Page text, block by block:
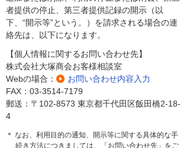
者提供の停止、第三者提供記録の開示（以
下、“開示等”という。）を請求される場合の連
絡先は、以下になります。
【個人情報に関するお問い合わせ先】
株式会社大塚商会お客様相談室
Webの場合：
お問い合わせ内容入力
FAX：03-3514-7179
郵送：〒102-8573 東京都千代田区飯田橋2-18-
4
＊ なお、利用目的の通知、開示等に関する具体的な手
続き方法につきましては、「お問い合わせ先」をご